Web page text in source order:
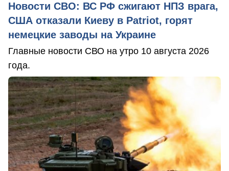
Новости СВО: ВС РФ сжигают НПЗ врага,
США отказали Киеву в Patriot, горят
немецкие заводы на Украине
Главные новости СВО на утро 10 августа 2026
года.